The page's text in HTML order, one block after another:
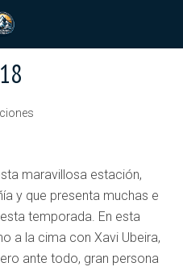
maravillosa estación,
y que presenta muchas e
temporada. En esta
a la cima con Xavi Ubeira,
ante todo, gran persona